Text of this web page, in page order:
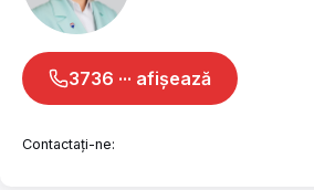
Locație & facilități din apropiere:
Amplasare ultracentrală
teatre, spitale
3736 ··· afișează
Contactați-ne: